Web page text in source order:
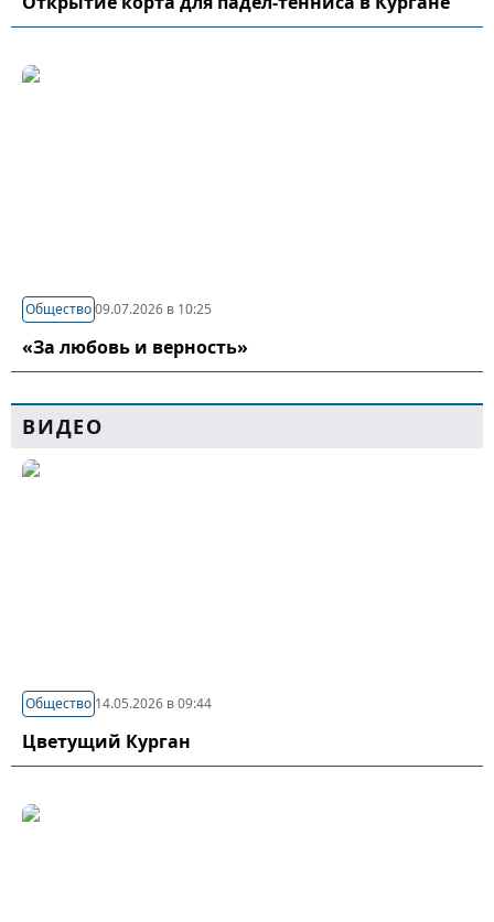
Общество09.07.2026 в 10:25
«За любовь и верность»
ВИДЕО
Общество 14.05.2026 в 09:44
Цветущий Курган